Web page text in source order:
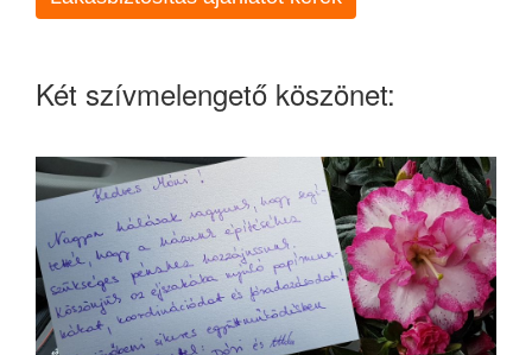
Két szívmelengető köszönet: